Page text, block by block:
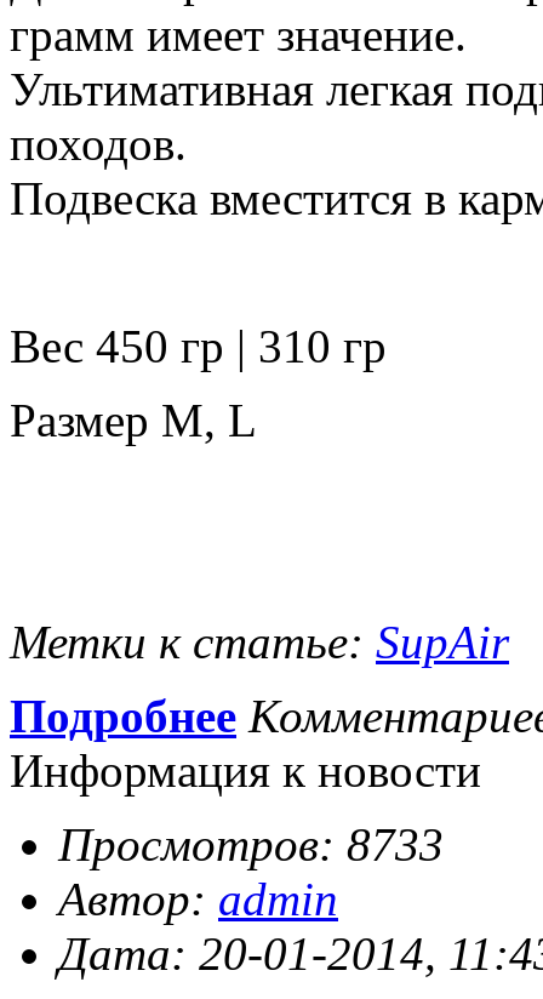
грамм имеет значение.
Ультимативная легкая
походов.
Подвеска вместится в
Вес 450 гр | 310 гр
Размер M, L
Метки к статье: SupAir
Подробнее
Информация к новости
Просмотров: 8733
Автор: admin
Дата: 20-01-2014,